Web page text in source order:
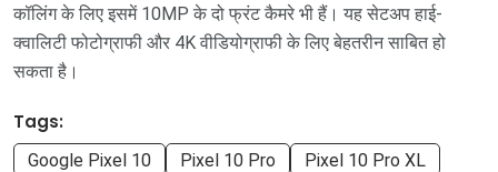
कॉलिंग के लिए इसमें 10MP के दो फ्रंट कैमरे भी हैं। यह सेटअप हाई-
क्वालिटी फोटोग्राफी और 4K वीडियोग्राफी के लिए बेहतरीन साबित हो
सकता है।
Tags:
Google Pixel 10 Pixel 10 Pro
Pixel 10 Pro XL